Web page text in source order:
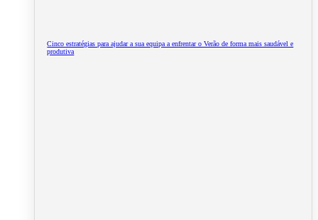
Cinco estratégias para ajudar a sua equipa a enfrentar o Verão de forma mais saudável e
produtiva